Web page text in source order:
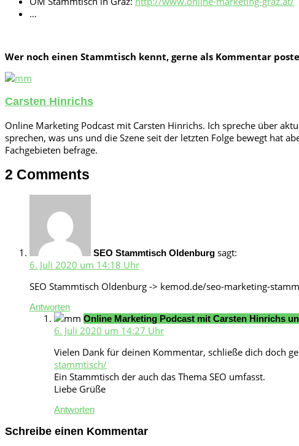
…
Wer noch einen Stammtisch kennt, gerne als Kommentar
Carsten Hinrichs
Online Marketing Podcast mit Carsten Hinrichs. Ich spreche über
sprechen, was uns und die Szene seit der letzten Folge bewegt hat
Fachgebieten befrage.
2 Comments
SEO Stammtisch Oldenburg sagt:
6. Juli 2020 um 14:18 Uhr
SEO Stammtisch Oldenburg -> kemod.de/seo-marketing-
Antworten
Online Marketing Podcast mit Carsten Hinrichs
6. Juli 2020 um 14:27 Uhr
Vielen Dank für deinen Kommentar, schließe dich doch
stammtisch/
Ein Stammtisch der auch das Thema SEO umfasst.
Liebe Grüße
Antworten
Schreibe einen Kommentar